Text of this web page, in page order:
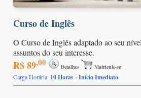
Curso de Inglês
O Curso de Inglês adaptado ao seu
assuntos do seu interesse.
R$ 89,00 Detalhes Matricule-se
Carga Horária: 10 Horas - Início Imediato